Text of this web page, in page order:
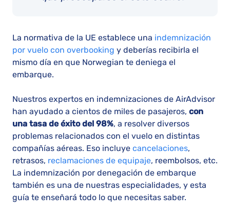
La normativa de la UE establece una indemnización
por vuelo con overbooking y deberías recibirla el
mismo día en que Norwegian te deniega el
embarque.
Nuestros expertos en indemnizaciones de AirAdvisor
han ayudado a cientos de miles de pasajeros, con
una tasa de éxito del 98%, a resolver diversos
problemas relacionados con el vuelo en distintas
compañías aéreas. Eso incluye cancelaciones,
retrasos, reclamaciones de equipaje, reembolsos, etc.
La indemnización por denegación de embarque
también es una de nuestras especialidades, y esta
guía te enseñará todo lo que necesitas saber.